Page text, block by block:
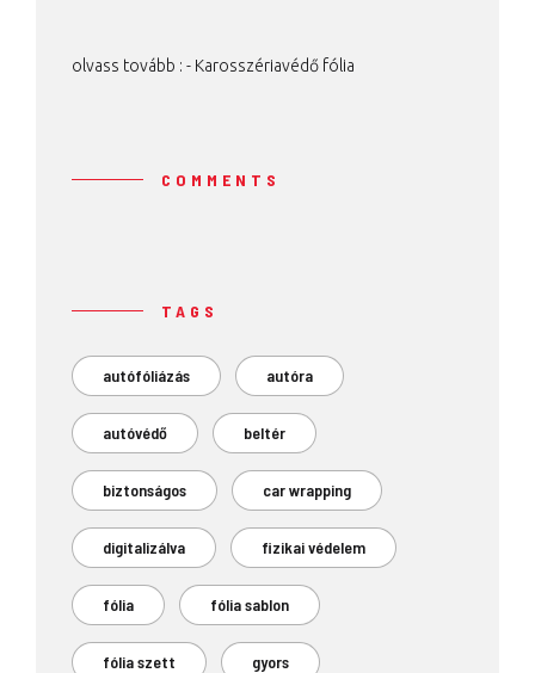
olvass tovább : - Karosszériavédő fólia
COMMENTS
TAGS
autófóliázás autóra
autóvédő beltér
biztonságos car wrapping
digitalizálva fizikai védelem
fólia fólia sablon
fólia szett gyors